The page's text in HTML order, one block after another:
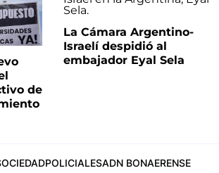
de
La Cámara Argentino-
Israelí despidió al
embajador Eyal Sela
POLICIALESADN BONAERENSE